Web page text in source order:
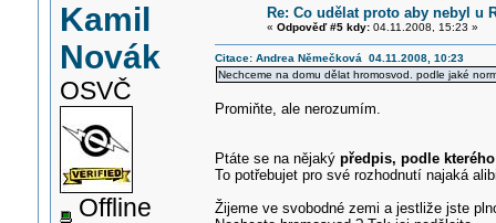
Kamil
Novák
OSVČ
Offline
Re: Co udělat proto aby nebyl u
« Odpověď #5 kdy:04.11.2008, 15:23 »
Citace: Andrea Němečková 04.11.2008, 10:23
Nechceme na domu dělat hromosvod. podle jaké
Promiňte, ale nerozumím.
Ptáte se na nějaký předpis, podle
To potřebujet pro své rozhodnutí najaká
Žijeme ve svobodné zemi a jestliže jste